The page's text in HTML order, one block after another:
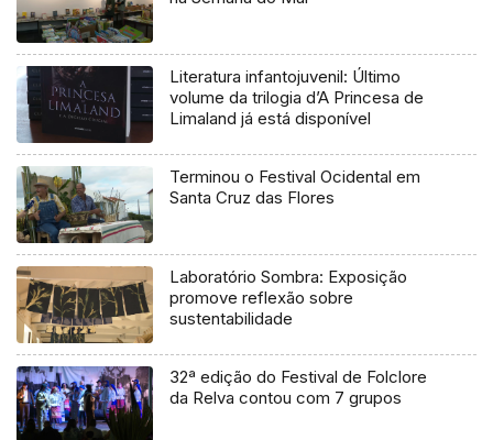
Literatura infantojuvenil: Último
volume da trilogia d’A Princesa de
Limaland já está disponível
Terminou o Festival Ocidental em
Santa Cruz das Flores
Laboratório Sombra: Exposição
promove reflexão sobre
sustentabilidade
32ª edição do Festival de Folclore
da Relva contou com 7 grupos